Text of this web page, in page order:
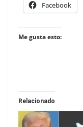
Facebook
Me gusta esto:
Relacionado